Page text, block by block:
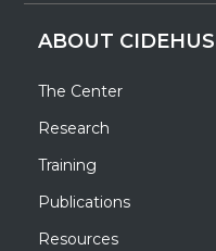
ABOUT CIDEHUS
The Center
Research
Training
Publications
Resources